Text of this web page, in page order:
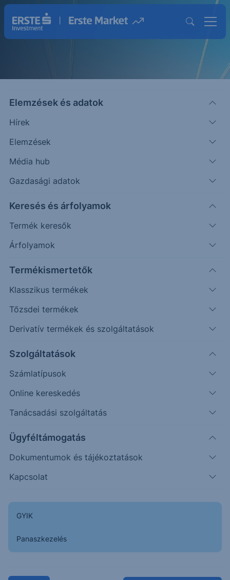
Elemzések és adatok
Hírek
Elemzések
Média hub
Gazdasági adatok
Keresés és árfolyamok
Termék keresők
Árfolyamok
Termékismertetők
Klasszikus termékek
Tőzsdei termékek
Derivatív termékek és szolgáltatások
Szolgáltatások
Számlatípusok
Online kereskedés
Tanácsadási szolgáltatás
Ügyféltámogatás
Dokumentumok és tájékoztatások
Kapcsolat
GYIK
Panaszkezelés
Strukturált Értékpapírok
Magasabb hozam lehetősége egyedi
Védelmi mechanizmussal
rendelkező egyedi befektetési
lehetőséget keresel?
Az Erste Strukturált Értékpapír kínálatával különböző
piaci helyzetekre találhatsz megfelelő befektetési
A havonta érkező termékek között találsz olyat, ahol a
kiválasztott mögöttes piac vagy termékek negatív
részesülhetsz, vagy éppen tőkevédelem mellett érhetsz
Mi az a Strukturált értékpapír?